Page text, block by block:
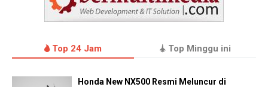
Top 24 Jam Top Minggu ini
Honda New NX500 Resmi Meluncur di